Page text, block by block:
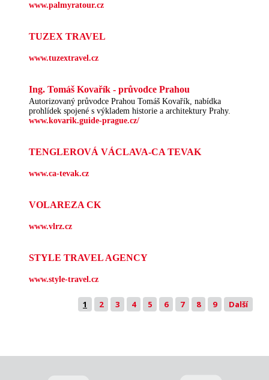
www.palmyratour.cz
TUZEX TRAVEL
www.tuzextravel.cz
Ing. Tomáš Kovařík - průvodce Prahou
Autorizovaný průvodce Prahou Tomáš Kovařík, nabídka
prohlídek spojené s výkladem historie a architektury Prahy.
www.kovarik.guide-prague.cz/
TENGLEROVÁ VÁCLAVA-CA TEVAK
www.ca-tevak.cz
VOLAREZA CK
www.vlrz.cz
STYLE TRAVEL AGENCY
www.style-travel.cz
1 2 3 4 5 6 7 8 9 Další